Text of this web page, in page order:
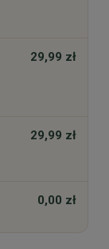
29,99 zł
29,99 zł
0,00 zł